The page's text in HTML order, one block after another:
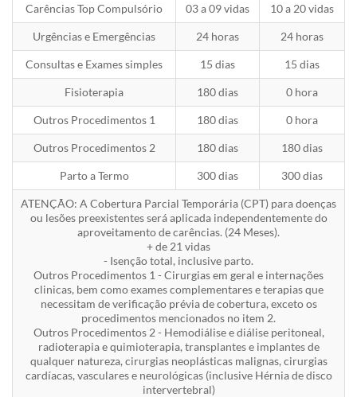
Carências Top Compulsório 03 a 09 vidas 10 a 20 vidas
Urgências e Emergências 24 horas 24 horas
Consultas e Exames simples 15 dias 15 dias
Fisioterapia 180 dias 0 hora
Outros Procedimentos 1 180 dias 0 hora
Outros Procedimentos 2 180 dias 180 dias
Parto a Termo 300 dias 300 dias
ATENÇÃO: A Cobertura Parcial Temporária (CPT) para doenças
ou lesões preexistentes será aplicada independentemente do
aproveitamento de carências. (24 Meses).
+ de 21 vidas
- Isenção total, inclusive parto.
Outros Procedimentos 1 - Cirurgias em geral e internações
clinicas, bem como exames complementares e terapias que
necessitam de verificação prévia de cobertura, exceto os
procedimentos mencionados no item 2.
Outros Procedimentos 2 - Hemodiálise e diálise peritoneal,
radioterapia e quimioterapia, transplantes e implantes de
qualquer natureza, cirurgias neoplásticas malignas, cirurgias
cardíacas, vasculares e neurológicas (inclusive Hérnia de disco
intervertebral)